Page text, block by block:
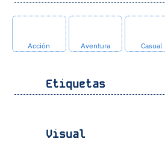
Acción Aventura Casual
Etiquetas
Visual